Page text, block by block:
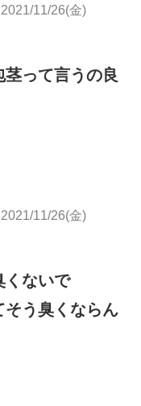
2021/11/26(金)
って言うの良
2021/11/26(金)
くないで
そう臭くならん